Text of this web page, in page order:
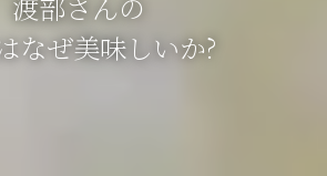
なぜ美味しいか?